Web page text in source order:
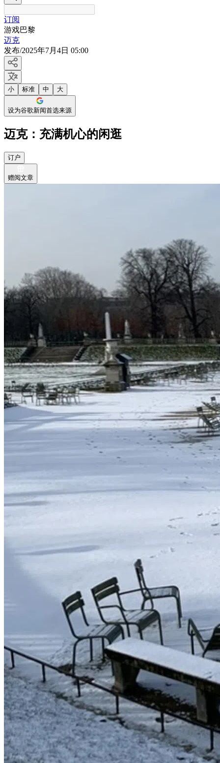
订阅
游戏巴黎
迈克
发布/2025年7月4日 05:00
小 标准 中 大
设为谷歌新闻首选来源
迈克：充满机心的闲逛
订户
赠阅文章